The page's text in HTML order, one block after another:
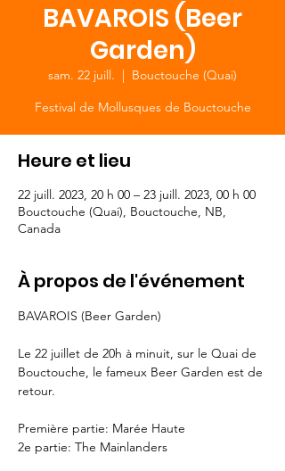
BAVAROIS (Beer
Garden)
sam. 22 juill.
  |
Bouctouche (Quai)
Festival de Mollusques de Bouctouche
Heure et lieu
22 juill. 2023, 20 h 00 – 23 juill. 2023, 00 h 00
Bouctouche (Quai), Bouctouche, NB,
Canada
À propos de l'événement
BAVAROIS (Beer Garden)
Le 22 juillet de 20h à minuit, sur le Quai de
Bouctouche, le fameux Beer Garden est de
retour.
Première partie: Marée Haute
2e partie: The Mainlanders